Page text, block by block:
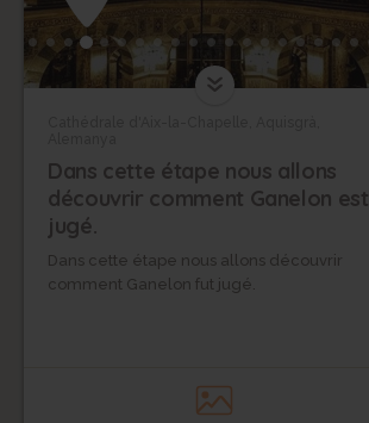
Dans cette étape nous allons
découvrir comment Ganelon est
jugé.
Dans cette étape nous allons découvrir
comment Ganelon fut jugé.